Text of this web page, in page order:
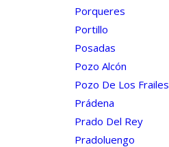
Porqueres
Portillo
Posadas
Pozo Alcón
Pozo De Los Frailes
Prádena
Prado Del Rey
Pradoluengo